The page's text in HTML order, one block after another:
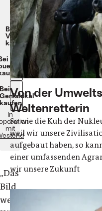
256
Seiten
24€
Beim
Verlag
kaufen
In
mit
„Das
Bild
weidender
Von der
Weltenretterin
So wie die Kuh der
weil wir unsere
aufgebaut haben, so
einer umfassenden
wir unsere Zukunft